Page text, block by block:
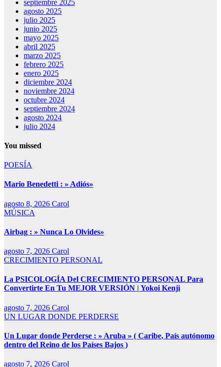
septiembre 2025
agosto 2025
julio 2025
junio 2025
mayo 2025
abril 2025
marzo 2025
febrero 2025
enero 2025
diciembre 2024
noviembre 2024
octubre 2024
septiembre 2024
agosto 2024
julio 2024
You missed
POESÍA
Mario Benedetti : » Adiós»
agosto 8, 2026 Carol
MÚSICA
Airbag : » Nunca Lo Olvides»
agosto 7, 2026 Carol
CRECIMIENTO PERSONAL
La PSICOLOGÍA Del CRECIMIENTO PERSONAL Para
Convertirte En Tu MEJOR VERSIÓN | Yokoi Kenji
agosto 7, 2026 Carol
UN LUGAR DONDE PERDERSE
Un Lugar donde Perderse : » Aruba » ( Caribe, País autónomo
dentro del Reino de los Países Bajos )
agosto 7, 2026 Carol